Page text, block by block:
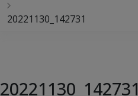
20221130_142731
20221130_142731